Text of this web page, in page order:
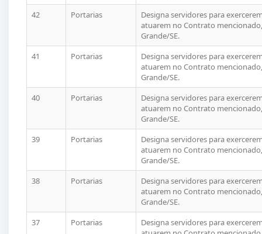
42
Portarias
Designa servidores para
atuarem no Contrato
Grande/SE.
41
Portarias
Designa servidores para
atuarem no Contrato
Grande/SE.
40
Portarias
Designa servidores para
atuarem no Contrato
Grande/SE.
39
Portarias
Designa servidores para
atuarem no Contrato
Grande/SE.
38
Portarias
Designa servidores para
atuarem no Contrato
Grande/SE.
37
Portarias
Designa servidores para